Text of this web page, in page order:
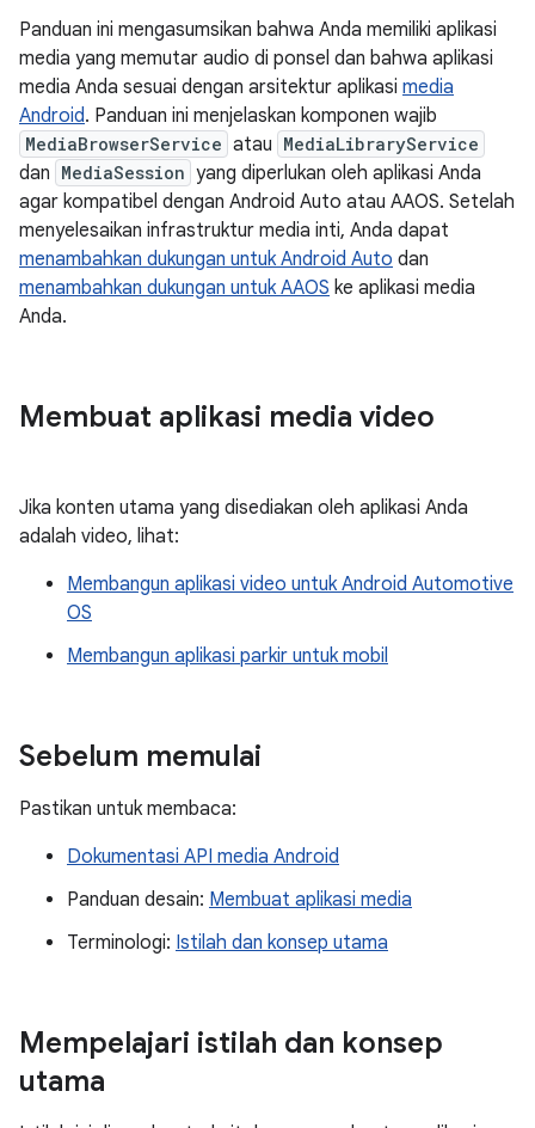
Panduan ini mengasumsikan bahwa Anda memiliki aplikasi
media yang memutar audio di ponsel dan bahwa aplikasi
media Anda sesuai dengan arsitektur aplikasi media
Android. Panduan ini menjelaskan komponen wajib
MediaBrowserService atau MediaLibraryService
dan MediaSession yang diperlukan oleh aplikasi Anda
agar kompatibel dengan Android Auto atau AAOS. Setelah
menyelesaikan infrastruktur media inti, Anda dapat
menambahkan dukungan untuk Android Auto dan
menambahkan dukungan untuk AAOS ke aplikasi media
Anda.
Membuat aplikasi media video
Jika konten utama yang disediakan oleh aplikasi Anda
adalah video, lihat:
Membangun aplikasi video untuk Android Automotive
OS
Membangun aplikasi parkir untuk mobil
Sebelum memulai
Pastikan untuk membaca:
Dokumentasi API media Android
Panduan desain: Membuat aplikasi media
Terminologi: Istilah dan konsep utama
Mempelajari istilah dan konsep
utama